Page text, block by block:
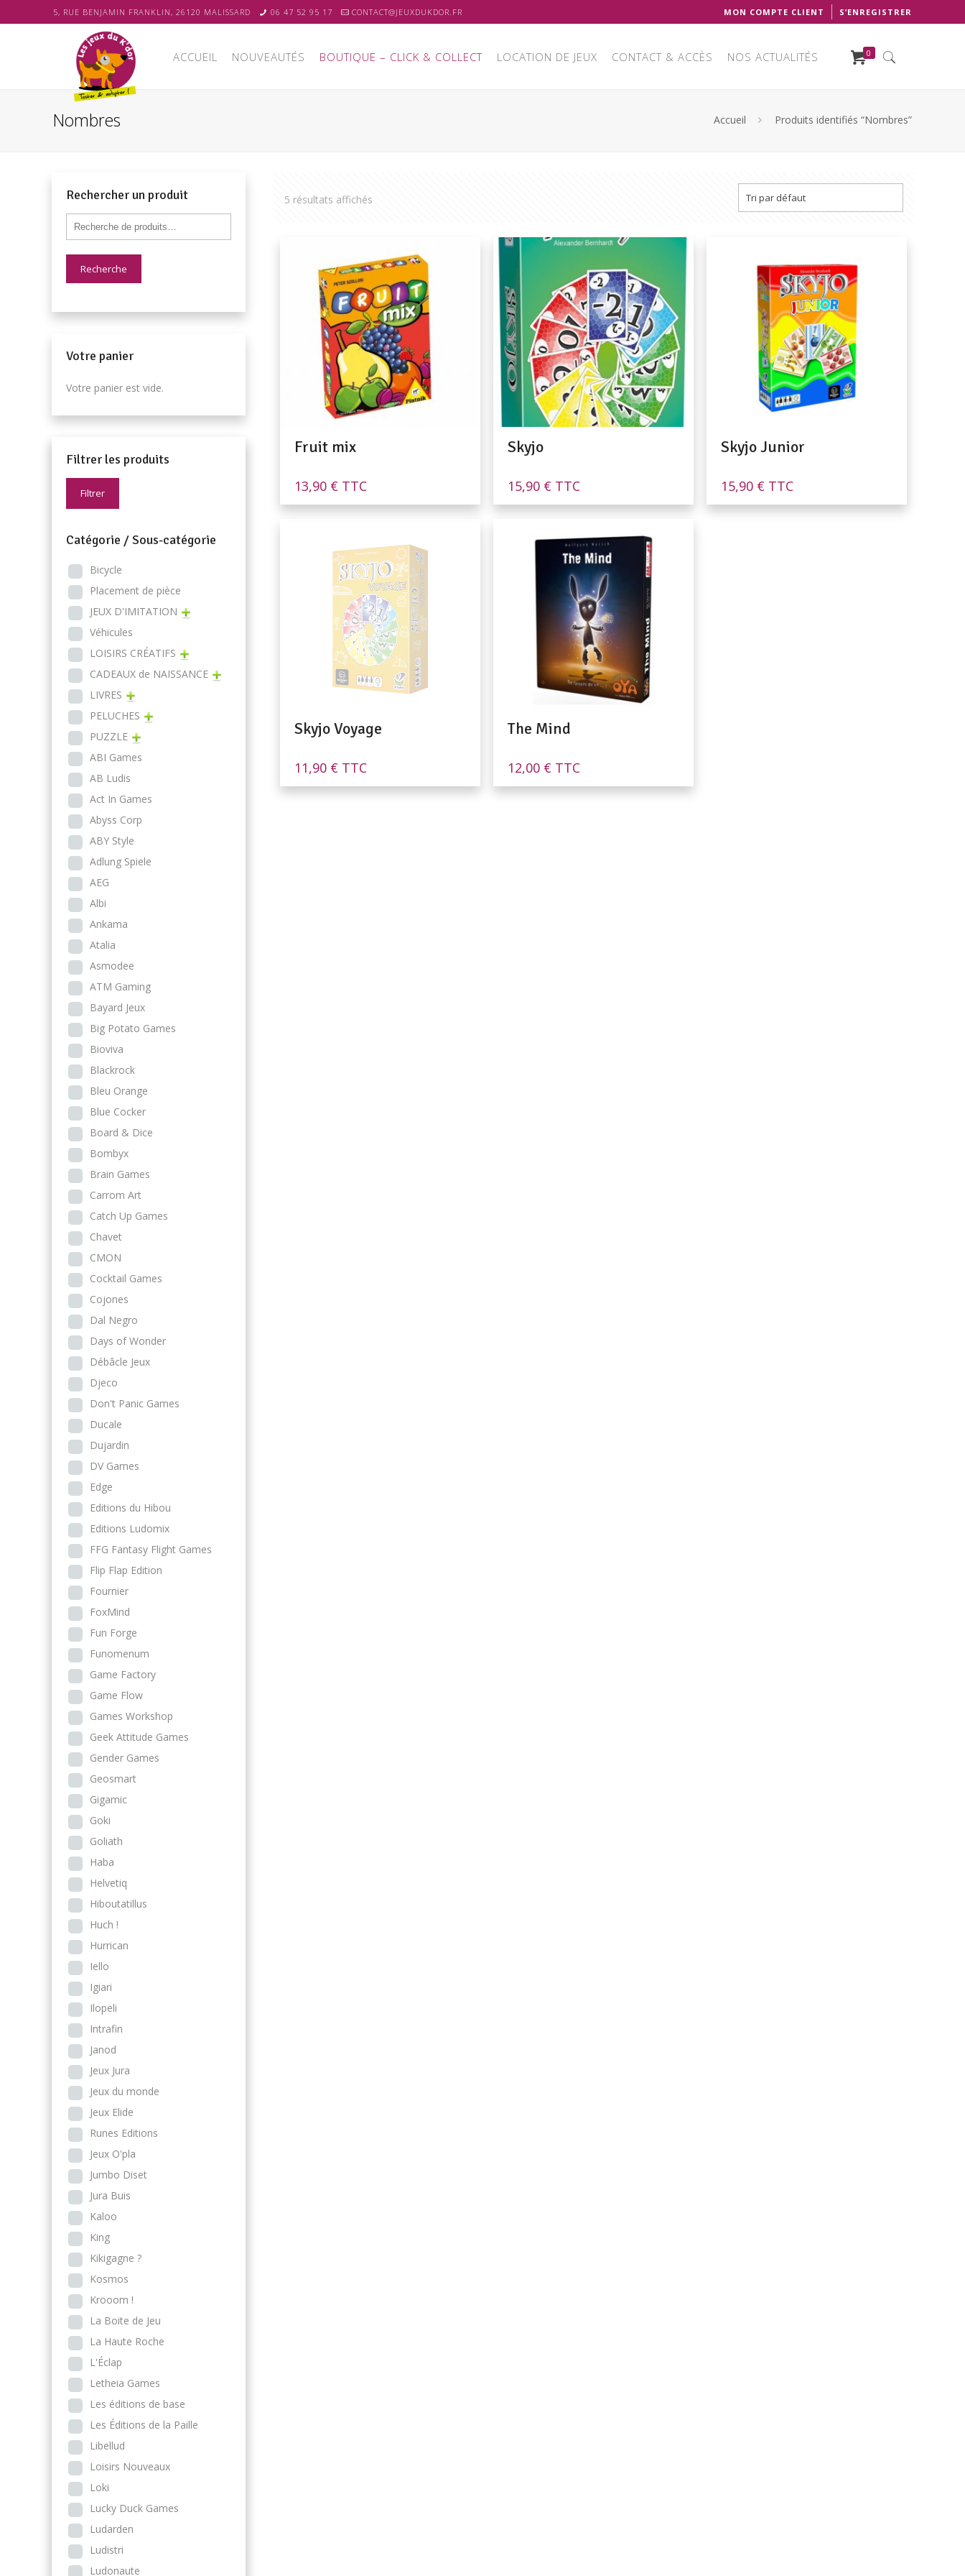
5, RUE BENJAMIN FRANKLIN, 26120 MALISSARD 06 47 52 95 17 CONTACT@JEUXDUKDOR.FR MON COMPTE CLIENT S’ENREGISTRER
ACCUEIL NOUVEAUTÉS BOUTIQUE – CLICK & COLLECT LOCATION DE JEUX CONTACT & ACCÈS NOS ACTUALITÉS 0
Nombres Accueil Produits identifiés “Nombres”
5 résultats affichés
Fruit mix
13,90 € TTC
Skyjo
15,90 € TTC
Skyjo Junior
15,90 € TTC
Skyjo Voyage
11,90 € TTC
The Mind
12,00 € TTC
Rechercher un produit
Recherche
Votre panier
Votre panier est vide.
Filtrer les produits
Filtrer
Catégorie / Sous-catégorie
Bicycle
Placement de pièce
JEUX D'IMITATION
Véhicules
LOISIRS CRÉATIFS
CADEAUX de NAISSANCE
LIVRES
PELUCHES
PUZZLE
ABI Games
AB Ludis
Act In Games
Abyss Corp
ABY Style
Adlung Spiele
AEG
Albi
Ankama
Atalia
Asmodee
ATM Gaming
Bayard Jeux
Big Potato Games
Bioviva
Blackrock
Bleu Orange
Blue Cocker
Board & Dice
Bombyx
Brain Games
Carrom Art
Catch Up Games
Chavet
CMON
Cocktail Games
Cojones
Dal Negro
Days of Wonder
Débâcle Jeux
Djeco
Don't Panic Games
Ducale
Dujardin
DV Games
Edge
Editions du Hibou
Editions Ludomix
FFG Fantasy Flight Games
Flip Flap Edition
Fournier
FoxMind
Fun Forge
Funomenum
Game Factory
Game Flow
Games Workshop
Geek Attitude Games
Gender Games
Geosmart
Gigamic
Goki
Goliath
Haba
Helvetiq
Hiboutatillus
Huch !
Hurrican
Iello
Igiari
Ilopeli
Intrafin
Janod
Jeux Jura
Jeux du monde
Jeux Elide
Runes Editions
Jeux O'pla
Jumbo Diset
Jura Buis
Kaloo
King
Kikigagne ?
Kosmos
Krooom !
La Boite de Jeu
La Haute Roche
L'Éclap
Letheia Games
Les éditions de base
Les Éditions de la Paille
Libellud
Loisirs Nouveaux
Loki
Lucky Duck Games
Ludarden
Ludistri
Ludonaute